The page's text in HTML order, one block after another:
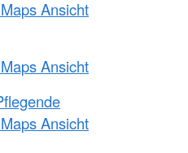
Ansicht
Ansicht
Ansicht